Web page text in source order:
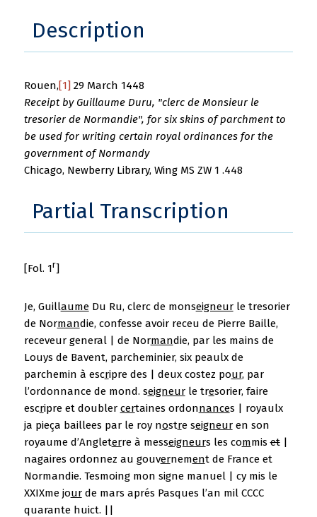
Description
Rouen,[1] 29 March 1448
Receipt by Guillaume Duru, "clerc de Monsieur le
tresorier de Normandie", for six skins of parchment to
be used for writing certain royal ordinances for the
government of Normandy
Chicago, Newberry Library, Wing MS ZW 1 .448
Partial Transcription
[Fol. 1r]
Je, GuillaumeDu Ru, clerc de monseigneurle tresorier
de Normandie, confesse avoir receu de Pierre Baille,
receveur general | de Normandie, par les mains de
Louys de Bavent, parcheminier, six peaulx de
parchemin à escripre des | deux costez pour, par
l’ordonnance de mond. seigneurle tresorier, faire
escripre et doubler certaines ordonnances | royaulx
ja pieça baillees par le roy nostre seigneuren son
royaume d’Angleterre à messeigneurs les commiset|
nagaires ordonnez au gouvernement de France et
Normandie. Tesmoing mon signe manuel | cy mis le
XXIXme jourde mars aprés Pasques l’an mil CCCC
quarante huict. ||